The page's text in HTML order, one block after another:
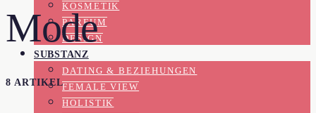
KOSMETIK
PARFUM
DESIGN
SUBSTANZ
DATING & BEZIEHUNGEN
FEMALE VIEW
HOLISTIK
Mode
8 ARTIKEL